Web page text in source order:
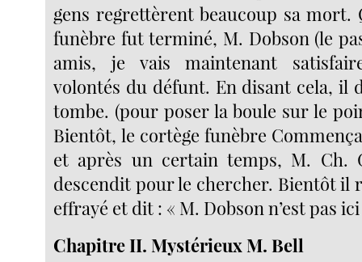
gens regrettèrent beaucoup sa mort.
funèbre fut terminé, M. Dobson (le
amis, je vais maintenant
volontés du défunt. En disant cela, il
tombe. (pour poser la boule sur le
Bientôt, le cortège funèbre
et après un certain temps, M. Ch.
descendit pour le chercher. Bientôt il
effrayé et dit : « M. Dobson n’est pas
Chapitre II. Mystérieux M. Bell